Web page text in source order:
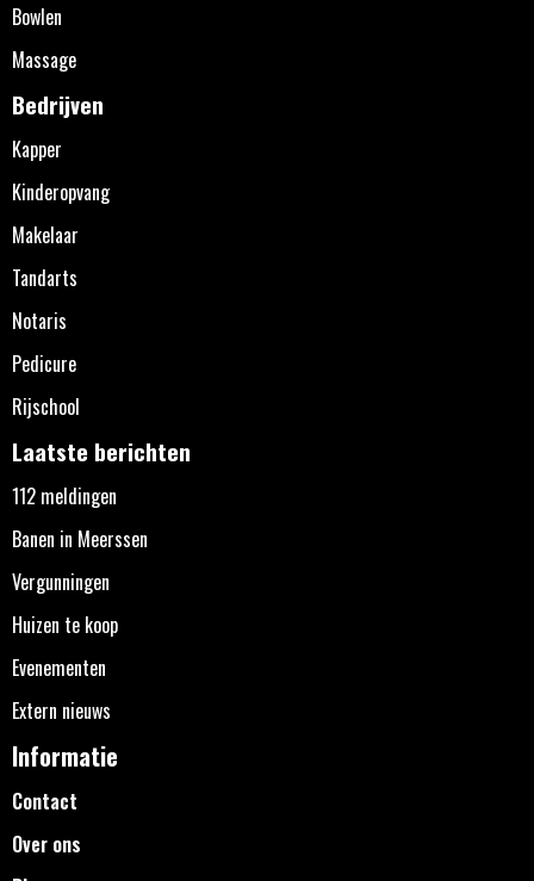
Bowlen
Massage
Bedrijven
Kapper
Kinderopvang
Makelaar
Tandarts
Notaris
Pedicure
Rijschool
Laatste berichten
112 meldingen
Banen in Meerssen
Vergunningen
Huizen te koop
Evenementen
Extern nieuws
Informatie
Contact
Over ons